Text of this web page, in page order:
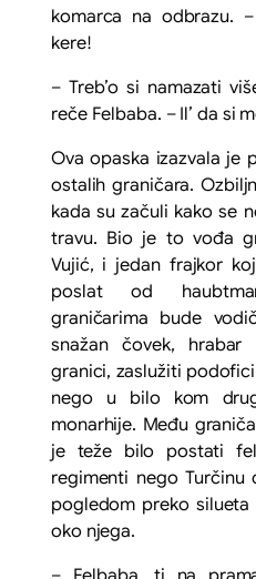
komarca na odbrazu.
kere!
– Treb’o si namazati
reče Felbaba. – Il’ da si
Ova opaska izazvala je
ostalih graničara.
kada su začuli kako se
travu. Bio je to vođa
Vujić, i jedan frajkor
poslat od
graničarima bude
snažan čovek,
granici, zaslužiti
nego u bilo kom
monarhije. Među
je teže bilo postati
regimenti nego Turčinu
pogledom preko
oko njega.